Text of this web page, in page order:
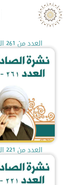
العدد من 261 الى 280
العدد من 221 الى 240